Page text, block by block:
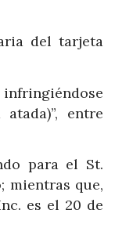
del tarjeta
entre
para el St.
mientras que,
es el 20 de